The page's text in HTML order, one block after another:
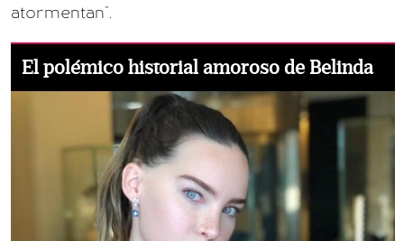
atormentan".
El polémico historial amoroso de Belinda